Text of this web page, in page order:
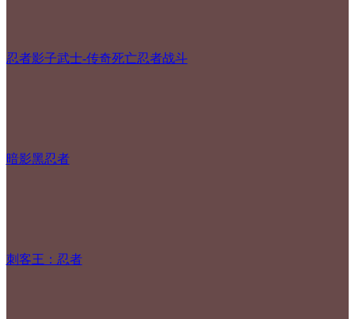
忍者影子武士-传奇死亡忍者战斗
暗影黑忍者
刺客王：忍者